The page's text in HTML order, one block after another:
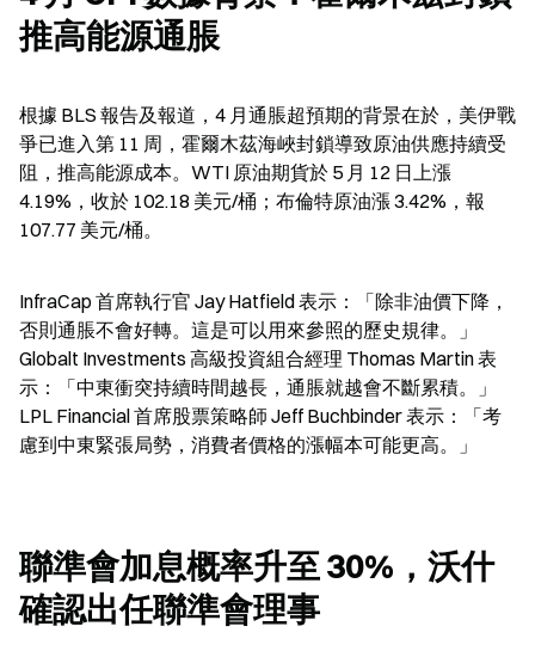
推高能源通脹
根據 BLS 報告及報道，4 月通脹超預期的背景在於，美伊戰
爭已進入第 11 周，霍爾木茲海峽封鎖導致原油供應持續受
阻，推高能源成本。WTI 原油期貨於 5 月 12 日上漲
4.19%，收於 102.18 美元/桶；布倫特原油漲 3.42%，報
107.77 美元/桶。
InfraCap 首席執行官 Jay Hatfield 表示：「除非油價下降，
否則通脹不會好轉。這是可以用來參照的歷史規律。」
Globalt Investments 高級投資組合經理 Thomas Martin 表
示：「中東衝突持續時間越長，通脹就越會不斷累積。」
LPL Financial 首席股票策略師 Jeff Buchbinder 表示：「考
慮到中東緊張局勢，消費者價格的漲幅本可能更高。」
聯準會加息概率升至 30%，沃什
確認出任聯準會理事